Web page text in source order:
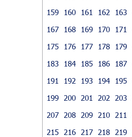
159
160 161 162 163
167
168 169 170 171
175
176 177 178 179
183
184 185 186 187
191
192 193 194 195
199
200 201 202 203
207
208 209 210 211
215
216 217 218 219